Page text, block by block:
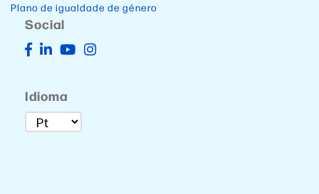
Plano de igualdade de género
Social
Idioma